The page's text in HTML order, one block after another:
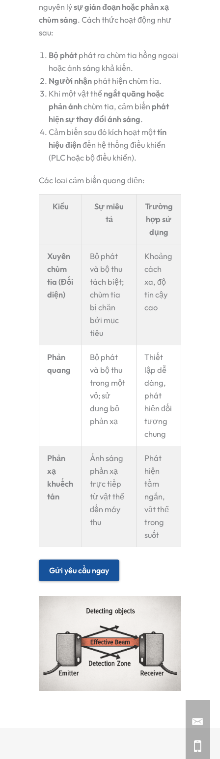
nguyên lýsự gián đoạn hoặc phản xạ
chùm sáng. Cách thức hoạt động như
sau:
Bộ phát phát ra chùm tia hồng ngoại
hoặc ánh sáng khả kiến.
Người nhận phát hiện chùm tia.
Khi một vật thể ngắt quãng hoặc
phản ánhchùm tia, cảm biến phát
hiện sự thay đổi ánh sáng.
Cảm biến sau đó kích hoạt mộttín
hiệu điệnđến hệ thống điều khiển
(PLC hoặc bộ điều khiển).
Các loại cảm biến quang điện:
Kiểu
Sự miêu
tả
Trường
hợp sử
dụng
Xuyên
chùm
tia (Đối
diện)
Bộ phát
và bộ thu
tách biệt;
chùm tia
bị chặn
bởi mục
tiêu
Khoảng
cách
xa, độ
tin cậy
cao
Phản
quang
Bộ phát
và bộ thu
trong một
vỏ; sử
dụng bộ
phản xạ
Thiết
lập dễ
dàng,
phát
hiện đối
tượng
chung
Phản
xạ
khuếch
tán
Ánh sáng
phản xạ
trực tiếp
từ vật thể
đến máy
thu
Phát
hiện
tầm
ngắn,
vật thể
trong
suốt
Gửi yêu cầu ngay